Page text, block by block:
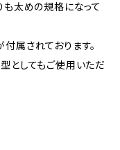
太めの規格になって
属されております。
としてもご使用いただ